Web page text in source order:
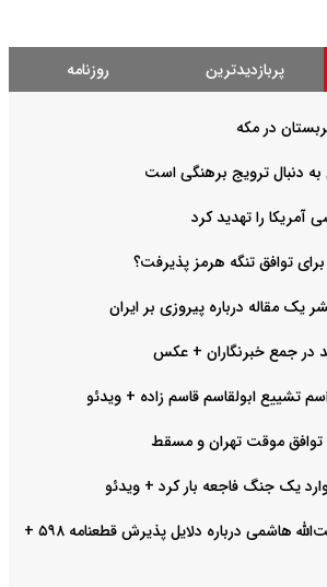
پربازدیدترین روزنامه
در مکه
دنبال ترویج برهنگی است
را تهدید کرد
توافق تنگه هرمز پذیرفت؟
یک مقاله درباره پیروزی بر ایران
در جمع خبرنگاران + عکس
تشییع ابولقاسم قاسم زاده + ویدئو
توافق موقت تهران و مسقط
یک جنگ فاجعه بار کرد + ویدئو
سخنرانی دیده نشده آیت‌الله هاشمی درباره دلایل پذیرش قطعنامه ۵۹۸ +